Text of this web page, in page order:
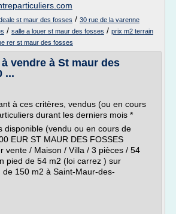
st maur des fosses / 30 rue de la varenne
/ salle a louer st maur des fosses / prix m2 terrain
rer st maur des fosses
vendre à St maur des
...
à ces critères, vendus (ou en cours
durant les derniers mois *
disponible (vendu ou en cours de
EUR ST MAUR DES FOSSES
vente / Maison / Villa / 3 pièces / 54
pied de 54 m2 (loi carrez ) sur
de 150 m2 à Saint-Maur-des-